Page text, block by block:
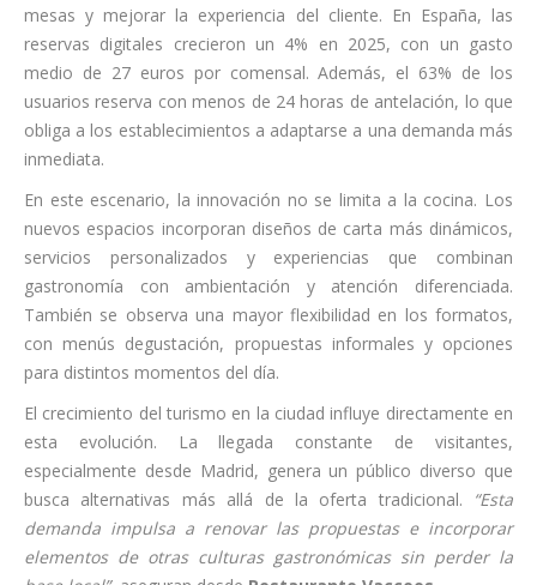
mesas y mejorar la experiencia del cliente. En España, las
reservas digitales crecieron un 4% en 2025, con un gasto
medio de 27 euros por comensal. Además, el 63% de los
usuarios reserva con menos de 24 horas de antelación, lo que
obliga a los establecimientos a adaptarse a una demanda más
inmediata.
En este escenario, la innovación no se limita a la cocina. Los
nuevos espacios incorporan diseños de carta más dinámicos,
servicios personalizados y experiencias que combinan
gastronomía con ambientación y atención diferenciada.
También se observa una mayor flexibilidad en los formatos,
con menús degustación, propuestas informales y opciones
para distintos momentos del día.
El crecimiento del turismo en la ciudad influye directamente en
esta evolución. La llegada constante de visitantes,
especialmente desde Madrid, genera un público diverso que
busca alternativas más allá de la oferta tradicional.
“Esta
demanda impulsa a renovar las propuestas e incorporar
elementos de otras culturas gastronómicas sin perder la